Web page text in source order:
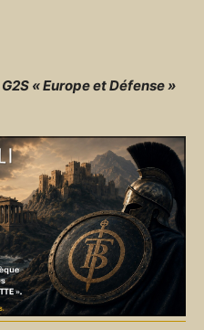
« Europe et Défense »